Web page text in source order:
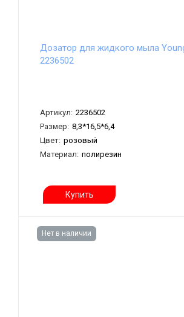
Дозатор для жидкого мыла
2236502
Артикул: 2236502
Размер: 8,3*16,5*6,4
Цвет: розовый
Материал: полирезин
Купить
Нет в наличии